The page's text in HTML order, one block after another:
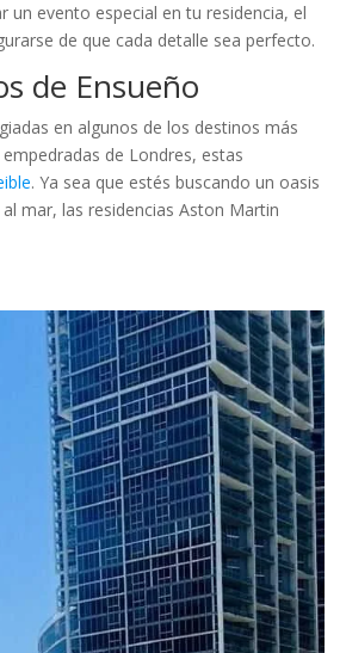
un evento especial en tu residencia, el
de que cada detalle sea perfecto.
de Ensueño
en algunos de los destinos más
de Londres, estas
. Ya sea que estés buscando un oasis
mar, las residencias Aston Martin